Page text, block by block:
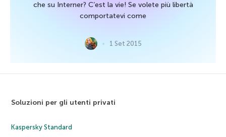
che su Interner? C’est la vie! Se volete più libertà
comportatevi come
1 Set 2015
Soluzioni per gli utenti privati
Kaspersky Standard